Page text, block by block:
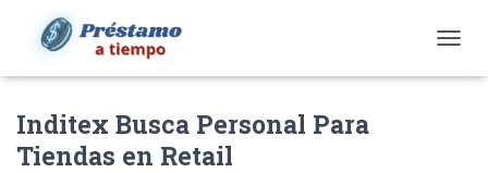
O
Inditex Busca Personal Para
Tiendas en Retail